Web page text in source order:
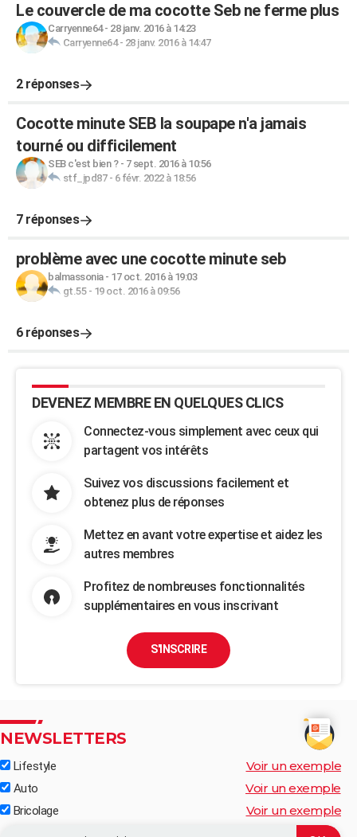
Le couvercle de ma cocotte Seb ne ferme plus
Carryenne64- 28 janv. 2016 à 14:23
Carryenne64- 28 janv. 2016 à 14:47
2 réponses
Cocotte minute SEB la soupape n'a jamais
tourné ou difficilement
SEB c'est bien ?- 7 sept. 2016 à 10:56
stf_jpd87- 6 févr. 2022 à 18:56
7 réponses
problème avec une cocotte minute seb
balmassonia- 17 oct. 2016 à 19:03
gt.55- 19 oct. 2016 à 09:56
6 réponses
DEVENEZ MEMBRE EN QUELQUES CLICS
Connectez-vous simplement avec ceux qui
partagent vos intérêts
Suivez vos discussions facilement et
obtenez plus de réponses
Mettez en avant votre expertise et aidez les
autres membres
Profitez de nombreuses fonctionnalités
supplémentaires en vous inscrivant
S'INSCRIRE
NEWSLETTERS
Lifestyle Voir un exemple
Auto Voir un exemple
Bricolage Voir un exemple